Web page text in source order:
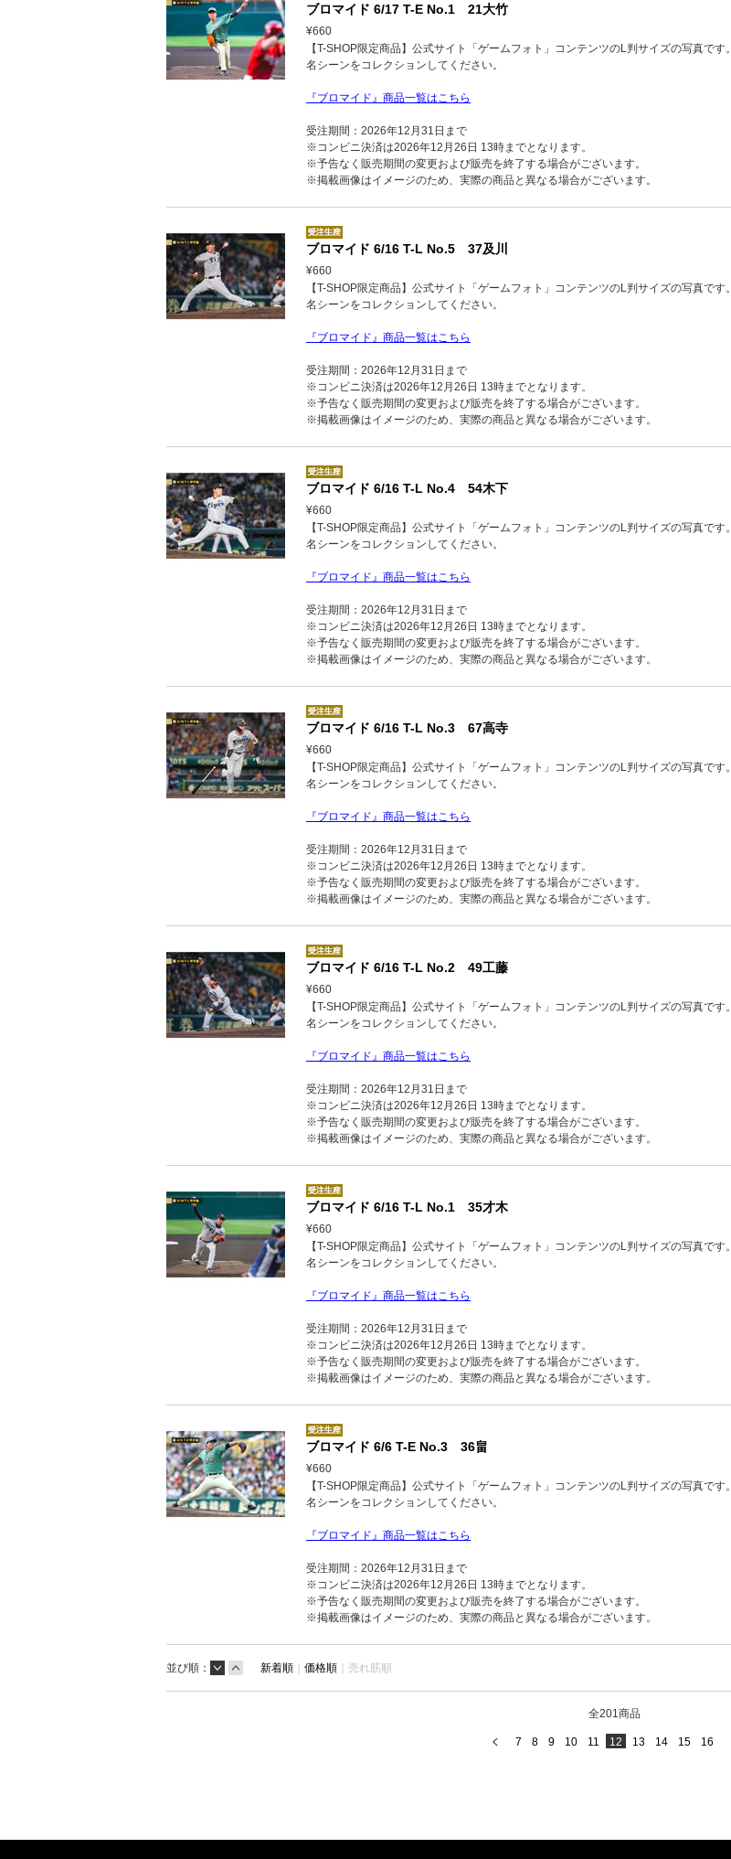
ブロマイド 6/17 T-E No.1 21大竹
¥660
【T-SHOP限定商品】公式サイト「ゲームフォト」コンテンツのL判サイズの写真です。
名シーンをコレクションしてください。
『ブロマイド』商品一覧はこちら
受注期間：2026年12月31日まで
※コンビニ決済は2026年12月26日 13時までとなります。
※予告なく販売期間の変更および販売を終了する場合がございます。
※掲載画像はイメージのため、実際の商品と異なる場合がございます。
ブロマイド 6/16 T-L No.5 37及川
¥660
【T-SHOP限定商品】公式サイト「ゲームフォト」コンテンツのL判サイズの写真です。
名シーンをコレクションしてください。
『ブロマイド』商品一覧はこちら
受注期間：2026年12月31日まで
※コンビニ決済は2026年12月26日 13時までとなります。
※予告なく販売期間の変更および販売を終了する場合がございます。
※掲載画像はイメージのため、実際の商品と異なる場合がございます。
ブロマイド 6/16 T-L No.4 54木下
¥660
【T-SHOP限定商品】公式サイト「ゲームフォト」コンテンツのL判サイズの写真です。
名シーンをコレクションしてください。
『ブロマイド』商品一覧はこちら
受注期間：2026年12月31日まで
※コンビニ決済は2026年12月26日 13時までとなります。
※予告なく販売期間の変更および販売を終了する場合がございます。
※掲載画像はイメージのため、実際の商品と異なる場合がございます。
ブロマイド 6/16 T-L No.3 67高寺
¥660
【T-SHOP限定商品】公式サイト「ゲームフォト」コンテンツのL判サイズの写真です。
名シーンをコレクションしてください。
『ブロマイド』商品一覧はこちら
受注期間：2026年12月31日まで
※コンビニ決済は2026年12月26日 13時までとなります。
※予告なく販売期間の変更および販売を終了する場合がございます。
※掲載画像はイメージのため、実際の商品と異なる場合がございます。
ブロマイド 6/16 T-L No.2 49工藤
¥660
【T-SHOP限定商品】公式サイト「ゲームフォト」コンテンツのL判サイズの写真です。
名シーンをコレクションしてください。
『ブロマイド』商品一覧はこちら
受注期間：2026年12月31日まで
※コンビニ決済は2026年12月26日 13時までとなります。
※予告なく販売期間の変更および販売を終了する場合がございます。
※掲載画像はイメージのため、実際の商品と異なる場合がございます。
ブロマイド 6/16 T-L No.1 35才木
¥660
【T-SHOP限定商品】公式サイト「ゲームフォト」コンテンツのL判サイズの写真です。
名シーンをコレクションしてください。
『ブロマイド』商品一覧はこちら
受注期間：2026年12月31日まで
※コンビニ決済は2026年12月26日 13時までとなります。
※予告なく販売期間の変更および販売を終了する場合がございます。
※掲載画像はイメージのため、実際の商品と異なる場合がございます。
ブロマイド 6/6 T-E No.3 36畠
¥660
【T-SHOP限定商品】公式サイト「ゲームフォト」コンテンツのL判サイズの写真です。
名シーンをコレクションしてください。
『ブロマイド』商品一覧はこちら
受注期間：2026年12月31日まで
※コンビニ決済は2026年12月26日 13時までとなります。
※予告なく販売期間の変更および販売を終了する場合がございます。
※掲載画像はイメージのため、実際の商品と異なる場合がございます。
並び順： 新着順 ｜ 価格順 ｜ 売れ筋順
全201商品
7 8 9 10 11 12 13 14 15 16